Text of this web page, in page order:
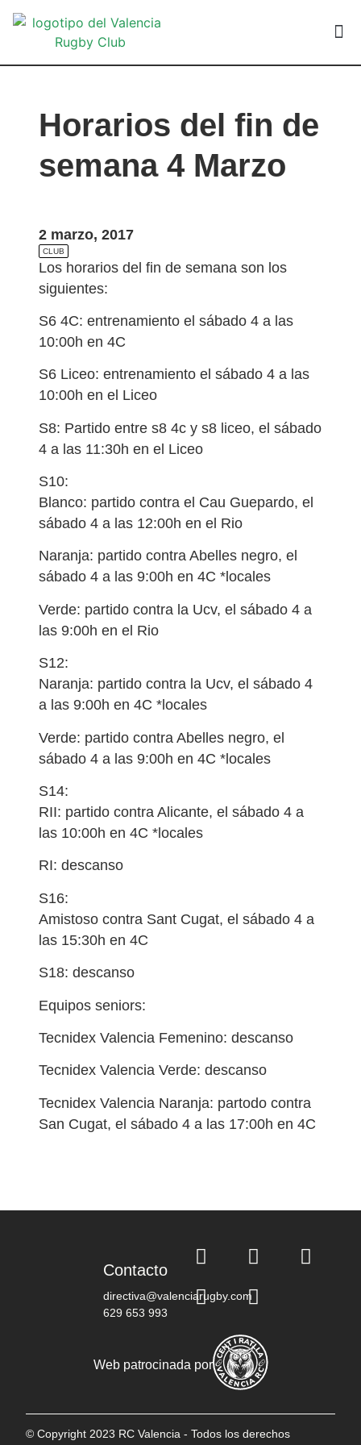
Horarios del fin de
semana 4 Marzo
2 marzo, 2017
CLUB
Los horarios del fin de semana son los
siguientes:
S6 4C: entrenamiento el sábado 4 a las
10:00h en 4C
S6 Liceo: entrenamiento el sábado 4 a las
10:00h en el Liceo
S8: Partido entre s8 4c y s8 liceo, el sábado
4 a las 11:30h en el Liceo
S10:
Blanco: partido contra el Cau Guepardo, el
sábado 4 a las 12:00h en el Rio
Naranja: partido contra Abelles negro, el
sábado 4 a las 9:00h en 4C *locales
Verde: partido contra la Ucv, el sábado 4 a
las 9:00h en el Rio
S12:
Naranja: partido contra la Ucv, el sábado 4
a las 9:00h en 4C *locales
Verde: partido contra Abelles negro, el
sábado 4 a las 9:00h en 4C *locales
S14:
RII: partido contra Alicante, el sábado 4 a
las 10:00h en 4C *locales
RI: descanso
S16:
Amistoso contra Sant Cugat, el sábado 4 a
las 15:30h en 4C
S18: descanso
Equipos seniors:
Tecnidex Valencia Femenino: descanso
Tecnidex Valencia Verde: descanso
Tecnidex Valencia Naranja: partodo contra
San Cugat, el sábado 4 a las 17:00h en 4C
Contacto
directiva@valenciarugby.com
629 653 993
Web patrocinada por
© Copyright 2023 RC Valencia - Todos los derechos